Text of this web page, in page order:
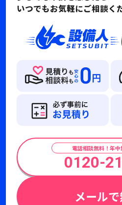
いつでもお気軽にご相談く
電話相談無料！年
0120-
メール